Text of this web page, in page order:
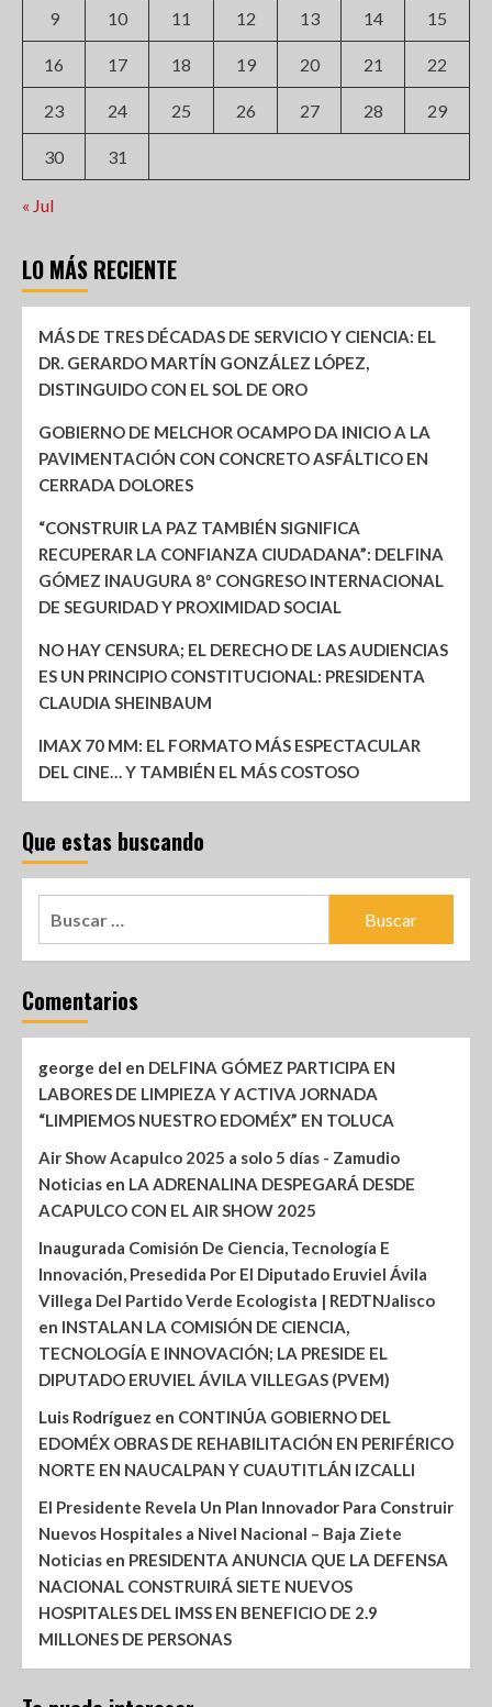
9 10 11 12 13 14 15
16 17 18 19 20 21 22
23 24 25 26 27 28 29
30 31
« Jul
LO MÁS RECIENTE
MÁS DE TRES DÉCADAS DE SERVICIO Y CIENCIA: EL
DR. GERARDO MARTÍN GONZÁLEZ LÓPEZ,
DISTINGUIDO CON EL SOL DE ORO
GOBIERNO DE MELCHOR OCAMPO DA INICIO A LA
PAVIMENTACIÓN CON CONCRETO ASFÁLTICO EN
CERRADA DOLORES
“CONSTRUIR LA PAZ TAMBIÉN SIGNIFICA
RECUPERAR LA CONFIANZA CIUDADANA”: DELFINA
GÓMEZ INAUGURA 8º CONGRESO INTERNACIONAL
DE SEGURIDAD Y PROXIMIDAD SOCIAL
NO HAY CENSURA; EL DERECHO DE LAS AUDIENCIAS
ES UN PRINCIPIO CONSTITUCIONAL: PRESIDENTA
CLAUDIA SHEINBAUM
IMAX 70 MM: EL FORMATO MÁS ESPECTACULAR
DEL CINE… Y TAMBIÉN EL MÁS COSTOSO
Que estas buscando
Comentarios
george del en DELFINA GÓMEZ PARTICIPA EN
LABORES DE LIMPIEZA Y ACTIVA JORNADA
“LIMPIEMOS NUESTRO EDOMÉX” EN TOLUCA
Air Show Acapulco 2025 a solo 5 días - Zamudio
Noticias en LA ADRENALINA DESPEGARÁ DESDE
ACAPULCO CON EL AIR SHOW 2025
Inaugurada Comisión De Ciencia, Tecnología E
Innovación, Presedida Por El Diputado Eruviel Ávila
Villega Del Partido Verde Ecologista | REDTNJalisco
en INSTALAN LA COMISIÓN DE CIENCIA,
TECNOLOGÍA E INNOVACIÓN; LA PRESIDE EL
DIPUTADO ERUVIEL ÁVILA VILLEGAS (PVEM)
Luis Rodríguez en CONTINÚA GOBIERNO DEL
EDOMÉX OBRAS DE REHABILITACIÓN EN PERIFÉRICO
NORTE EN NAUCALPAN Y CUAUTITLÁN IZCALLI
El Presidente Revela Un Plan Innovador Para Construir
Nuevos Hospitales a Nivel Nacional – Baja Ziete
Noticias en PRESIDENTA ANUNCIA QUE LA DEFENSA
NACIONAL CONSTRUIRÁ SIETE NUEVOS
HOSPITALES DEL IMSS EN BENEFICIO DE 2.9
MILLONES DE PERSONAS